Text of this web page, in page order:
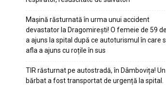
Mașină răsturnată în urma unui accident
devastator la Dragomirești! O femeie de 59
a ajuns la spital după ce autoturismul în care
afla a ajuns cu roțile în sus
TIR răsturnat pe autostradă, în Dâmbovița! Un
bărbat a fost transportat de urgență la spital.